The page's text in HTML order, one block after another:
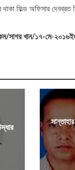
থাকা ফিল্ড অফিসার
সাগর খান/১৭-মে-